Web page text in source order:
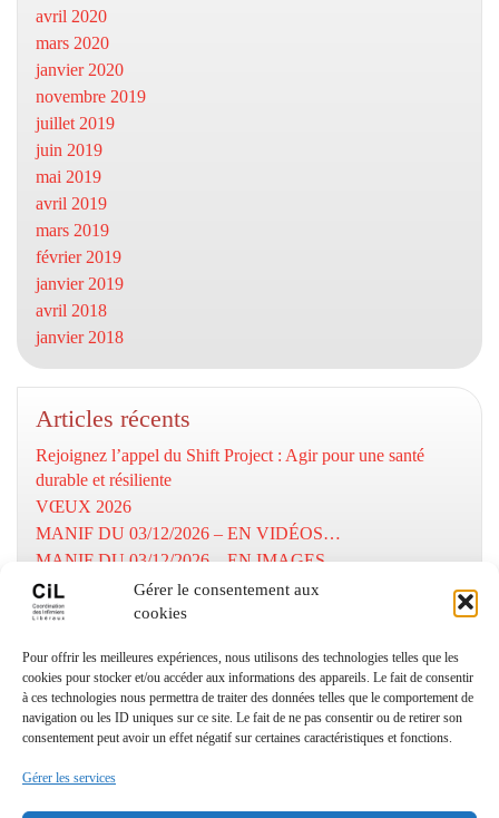
Gérer le consentement aux
cookies
Pour offrir les meilleures expériences, nous utilisons des technologies telles que les
cookies pour stocker et/ou accéder aux informations des appareils. Le fait de consentir
à ces technologies nous permettra de traiter des données telles que le comportement de
navigation ou les ID uniques sur ce site. Le fait de ne pas consentir ou de retirer son
consentement peut avoir un effet négatif sur certaines caractéristiques et fonctions.
Gérer les services
avril 2020
mars 2020
janvier 2020
novembre 2019
juillet 2019
juin 2019
mai 2019
avril 2019
mars 2019
février 2019
janvier 2019
avril 2018
janvier 2018
Articles récents
Rejoignez l’appel du Shift Project : Agir pour une santé
durable et résiliente
VŒUX 2026
MANIF DU 03/12/2026 – EN VIDÉOS…
MANIF DU 03/12/2026 – EN IMAGES…
MOBILISATION DU 03/12/2025
Numéros utiles
Coordination Infirmiers
Libéraux Cannes/Le Cannet